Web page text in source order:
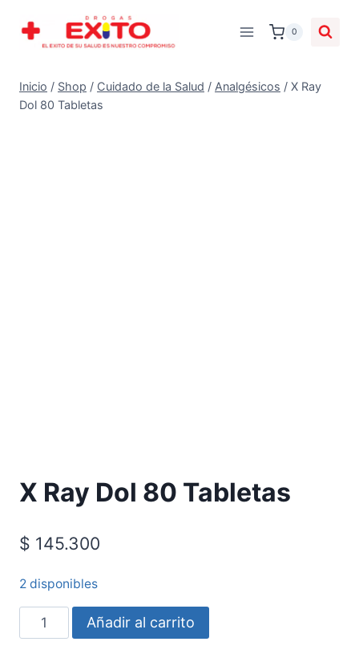
0
Inicio / Shop / Cuidado de la Salud / Analgésicos / X Ray
Dol 80 Tabletas
X Ray Dol 80 Tabletas
$ 145.300
2 disponibles
Añadir al carrito